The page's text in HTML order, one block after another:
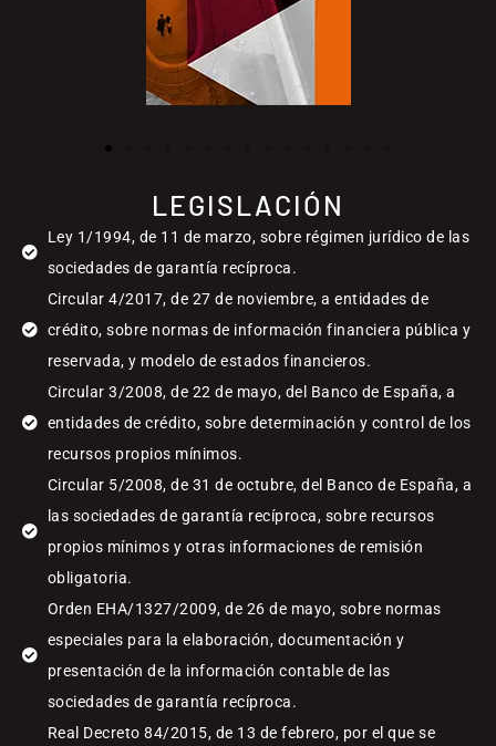
LEGISLACIÓN
Ley 1/1994, de 11 de marzo, sobre régimen jurídico de las
sociedades de garantía recíproca.
Circular 4/2017, de 27 de noviembre, a entidades de
crédito, sobre normas de información financiera pública y
reservada, y modelo de estados financieros.
Circular 3/2008, de 22 de mayo, del Banco de España, a
entidades de crédito, sobre determinación y control de los
recursos propios mínimos.
Circular 5/2008, de 31 de octubre, del Banco de España, a
las sociedades de garantía recíproca, sobre recursos
propios mínimos y otras informaciones de remisión
obligatoria.
Orden EHA/1327/2009, de 26 de mayo, sobre normas
especiales para la elaboración, documentación y
presentación de la información contable de las
sociedades de garantía recíproca.
Real Decreto 84/2015, de 13 de febrero, por el que se